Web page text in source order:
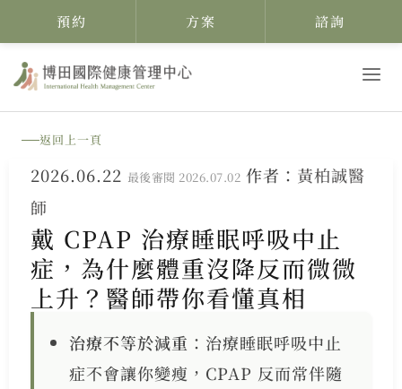
至
主
預約 方案 諮詢
返回上一頁
2026.06.22 最後審閱 2026.07.02 作者： 黃柏誠醫
師
戴 CPAP 治療睡眠呼吸中止
症，為什麼體重沒降反而微微
上升？醫師帶你看懂真相
治療不等於減重 ：治療睡眠呼吸中止
症不會讓你變瘦，CPAP 反而常伴隨